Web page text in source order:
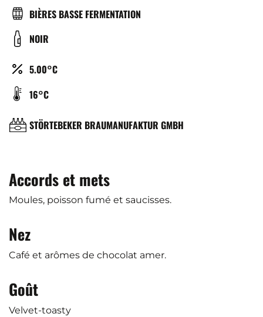
TYPE
BIÈRE
BIÈRES BASSE FERMENTATION
COULEUR
NOIR
ALCOOL
5.00°C
TEMPÉRATURE
SERVICE
(°C)
16°C
BRASSERIE
STÖRTEBEKER BRAUMANUFAKTUR GMBH
Accords et mets
Moules, poisson fumé et saucisses.
Nez
Café et arômes de chocolat amer.
Goût
Velvet-toasty